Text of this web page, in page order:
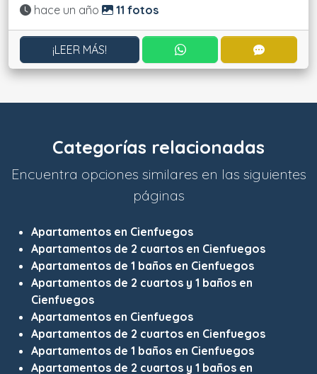
Actualizado:
hace un año 11 fotos
¡LEER MÁS! CONTACTAR POR
Categorías relacionadas
Encuentra opciones similares en las siguientes
páginas
Apartamentos en Cienfuegos
Apartamentos de 2 cuartos en Cienfuegos
Apartamentos de 1 baños en Cienfuegos
Apartamentos de 2 cuartos y 1 baños en
Cienfuegos
Apartamentos en Cienfuegos
Apartamentos de 2 cuartos en Cienfuegos
Apartamentos de 1 baños en Cienfuegos
Apartamentos de 2 cuartos y 1 baños en